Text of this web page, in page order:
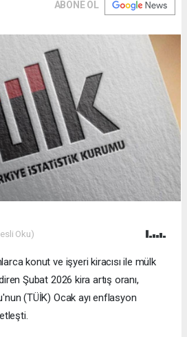
ABONE OL
Oku)
konut ve işyeri kiracısı ile mülk
Şubat 2026 kira artış oranı,
(TÜİK) Ocak ayı enflasyon